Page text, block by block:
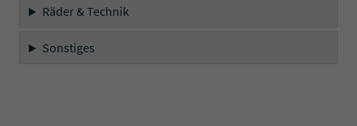
Räder & Technik
Sonstiges